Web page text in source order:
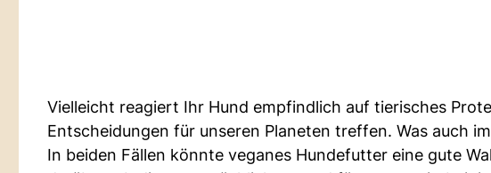
Vielleicht reagiert Ihr Hund empfindlich auf tierisches
Entscheidungen für unseren Planeten treffen. Was auch
In beiden Fällen könnte veganes Hundefutter eine gute